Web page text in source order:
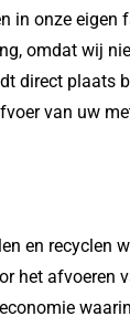
in onze eigen
omdat wij
direct plaats
van uw
en recyclen
het afvoeren